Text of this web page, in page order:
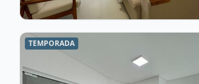
TEMPORADA